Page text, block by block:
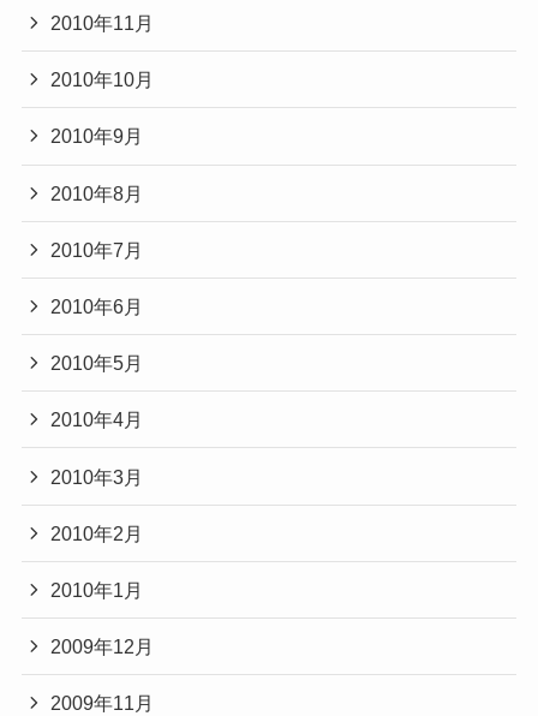
2010年11月
2010年10月
2010年9月
2010年8月
2010年7月
2010年6月
2010年5月
2010年4月
2010年3月
2010年2月
2010年1月
2009年12月
2009年11月